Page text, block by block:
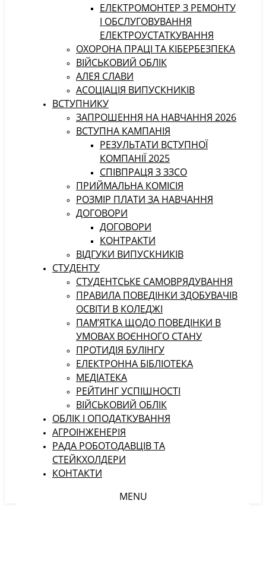
ЕЛЕКТРОМОНТЕР З РЕМОНТУ
І ОБСЛУГОВУВАННЯ
ЕЛЕКТРОУСТАТКУВАННЯ
ОХОРОНА ПРАЦІ ТА КІБЕРБЕЗПЕКА
ВІЙСЬКОВИЙ ОБЛІК
АЛЕЯ СЛАВИ
АСОЦІАЦІЯ ВИПУСКНИКІВ
ВСТУПНИКУ
ЗАПРОШЕННЯ НА НАВЧАННЯ 2026
ВСТУПНА КАМПАНІЯ
РЕЗУЛЬТАТИ ВСТУПНОЇ
КОМПАНІЇ 2025
СПІВПРАЦЯ З ЗЗСО
ПРИЙМАЛЬНА КОМІСІЯ
РОЗМІР ПЛАТИ ЗА НАВЧАННЯ
ДОГОВОРИ
ДОГОВОРИ
КОНТРАКТИ
ВІДГУКИ ВИПУСКНИКІВ
СТУДЕНТУ
CТУДЕНТСЬКЕ САМОВРЯДУВАННЯ
ПРАВИЛА ПОВЕДІНКИ ЗДОБУВАЧІВ
ОСВІТИ В КОЛЕДЖІ
ПАМ’ЯТКА ЩОДО ПОВЕДІНКИ В
УМОВАХ ВОЄННОГО СТАНУ
ПРОТИДІЯ БУЛІНГУ
ЕЛЕКТРОННА БІБЛІОТЕКА
МЕДІАТЕКА
РЕЙТИНГ УСПІШНОСТІ
ВІЙСЬКОВИЙ ОБЛІК
ОБЛІК І ОПОДАТКУВАННЯ
АГРОІНЖЕНЕРІЯ
РАДА РОБОТОДАВЦІВ ТА
СТЕЙКХОЛДЕРИ
КОНТАКТИ
MENU